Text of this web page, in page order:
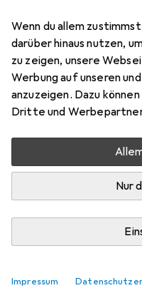
Wenn du allem
darüber hinaus nutzen,
zu zeigen, unsere
Werbung auf unseren
anzuzeigen. Dazu
Dritte und
Nur
Impressum
Preis in EUR inkl. MwSt.
Bewertungen
Zwischen Do, 13.8.
Nur 4 Stück an Lager
Lieferort angeben
In